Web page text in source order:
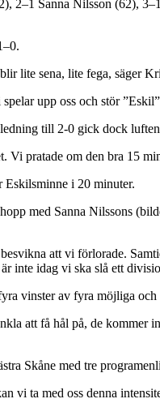
2–1 Sanna Nilsson (62),
lite sena, lite fega, säger
upp oss och stör
till 2-0 gick dock
pratade om den bra 15
Eskilsminne i 20 minuter.
med Sanna Nilssons
att vi förlorade.
inte idag vi ska slå ett
vinster av fyra möjliga och
att få hål på, de
Skåne med tre
vi ta med oss denna